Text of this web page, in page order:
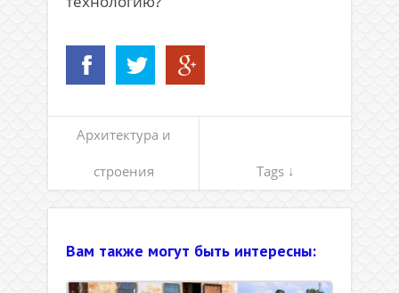
Архитектура и
строения Tags ↓
Вам также могут быть интересны: